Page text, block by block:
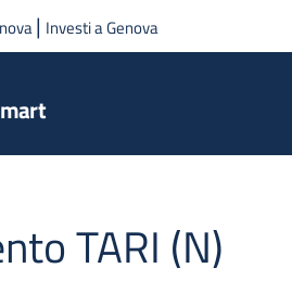
principale
| Investi a Genova
TARI (N)